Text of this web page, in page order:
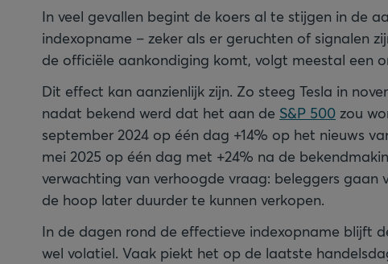
In veel gevallen begint de koers al te stijgen in de
indexopname – zeker als er geruchten of signalen
de officiële aankondiging komt, volgt meestal een
Dit effect kan aanzienlijk zijn. Zo steeg Tesla in
nadat bekend werd dat het aan de S&P 500 zou
september 2024 op één dag +14% op het nieuws
mei 2025 op één dag met +24% na de
verwachting van verhoogde vraag: beleggers gaan
de hoop later duurder te kunnen verkopen.
In de dagen rond de effectieve indexopname blijft
wel volatiel. Vaak piekt het op de laatste